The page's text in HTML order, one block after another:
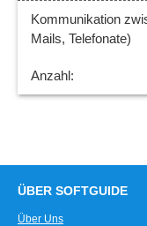
Kommunikation
Mails, Telefonate)
ÜBER SOFTGUIDE
Über Uns